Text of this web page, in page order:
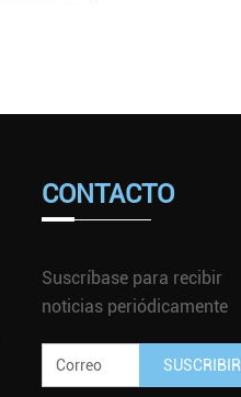
CONTACTO
Suscríbase para recibir
noticias periódicamente
SUSCRIBIR